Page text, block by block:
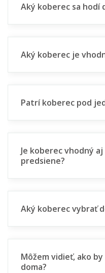
Aký koberec sa hodí
Aký koberec je
Patrí koberec pod
Je koberec vhodný
predsiene?
Aký koberec vybrať
Môžem vidieť, ako
doma?